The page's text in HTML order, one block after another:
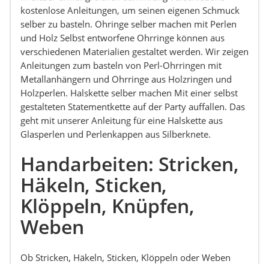
kostenlose Anleitungen, um seinen eigenen Schmuck
selber zu basteln. Ohringe selber machen mit Perlen
und Holz Selbst entworfene Ohrringe können aus
verschiedenen Materialien gestaltet werden. Wir zeigen
Anleitungen zum basteln von Perl-Ohrringen mit
Metallanhängern und Ohrringe aus Holzringen und
Holzperlen. Halskette selber machen Mit einer selbst
gestalteten Statementkette auf der Party auffallen. Das
geht mit unserer Anleitung für eine Halskette aus
Glasperlen und Perlenkappen aus Silberknete.
Handarbeiten: Stricken,
Häkeln, Sticken,
Klöppeln, Knüpfen,
Weben
Ob Stricken, Häkeln, Sticken, Klöppeln oder Weben